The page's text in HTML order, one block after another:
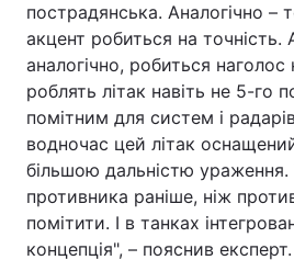
пострадянська. Аналогічно –
акцент робиться на точність.
аналогічно, робиться наголос
роблять літак навіть не 5-го
помітним для систем і
водночас цей літак
більшою дальністю ураження.
противника раніше, ніж
помітити. І в танках
концепція", – пояснив експерт.